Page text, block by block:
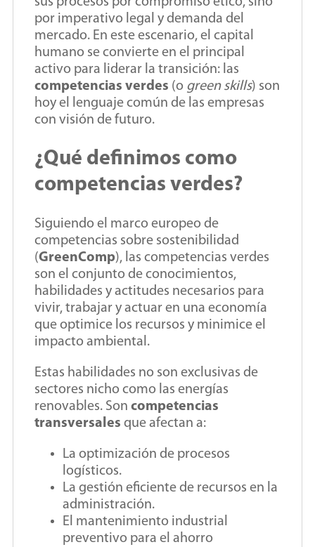
por imperativo legal y demanda del
mercado. En este escenario, el capital
humano se convierte en el principal
activo para liderar la transición: las
competencias verdes (o green skills) son
hoy el lenguaje común de las empresas
con visión de futuro.
¿Qué definimos como
competencias verdes?
Siguiendo el marco europeo de
competencias sobre sostenibilidad
(GreenComp), las competencias verdes
son el conjunto de conocimientos,
habilidades y actitudes necesarios para
vivir, trabajar y actuar en una economía
que optimice los recursos y minimice el
impacto ambiental.
Estas habilidades no son exclusivas de
sectores nicho como las energías
renovables. Son competencias
transversales que afectan a:
La optimización de procesos
logísticos.
La gestión eficiente de recursos en la
administración.
El mantenimiento industrial
preventivo para el ahorro